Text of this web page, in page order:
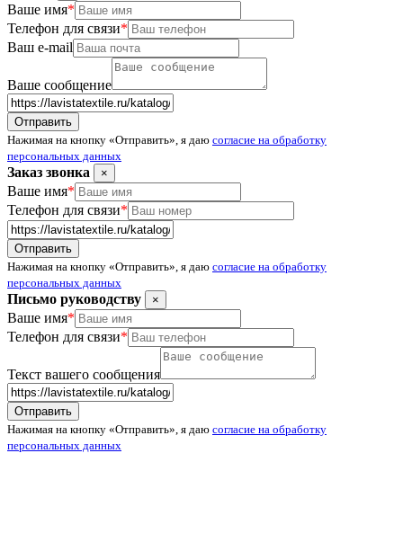
Ваше имя*
Телефон для связи*
Ваш e-mail
Ваше сообщение
Нажимая на кнопку «Отправить», я даю согласие на обработку
персональных данных
Заказ звонка ×
Ваше имя*
Телефон для связи*
Нажимая на кнопку «Отправить», я даю согласие на обработку
персональных данных
Письмо руководству ×
Ваше имя*
Телефон для связи*
Текст вашего сообщения
Нажимая на кнопку «Отправить», я даю согласие на обработку
персональных данных